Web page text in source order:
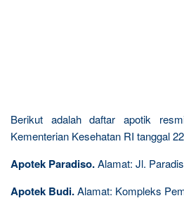
Berikut adalah daftar apotik
Kementerian Kesehatan RI tanggal
Apotek Paradiso.Alamat: Jl.
Apotek Budi.Alamat: Kompleks